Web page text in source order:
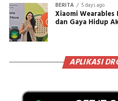
BERITA 5 days ago
Xiaomi
dan Gaya Hidup
APLIKASI